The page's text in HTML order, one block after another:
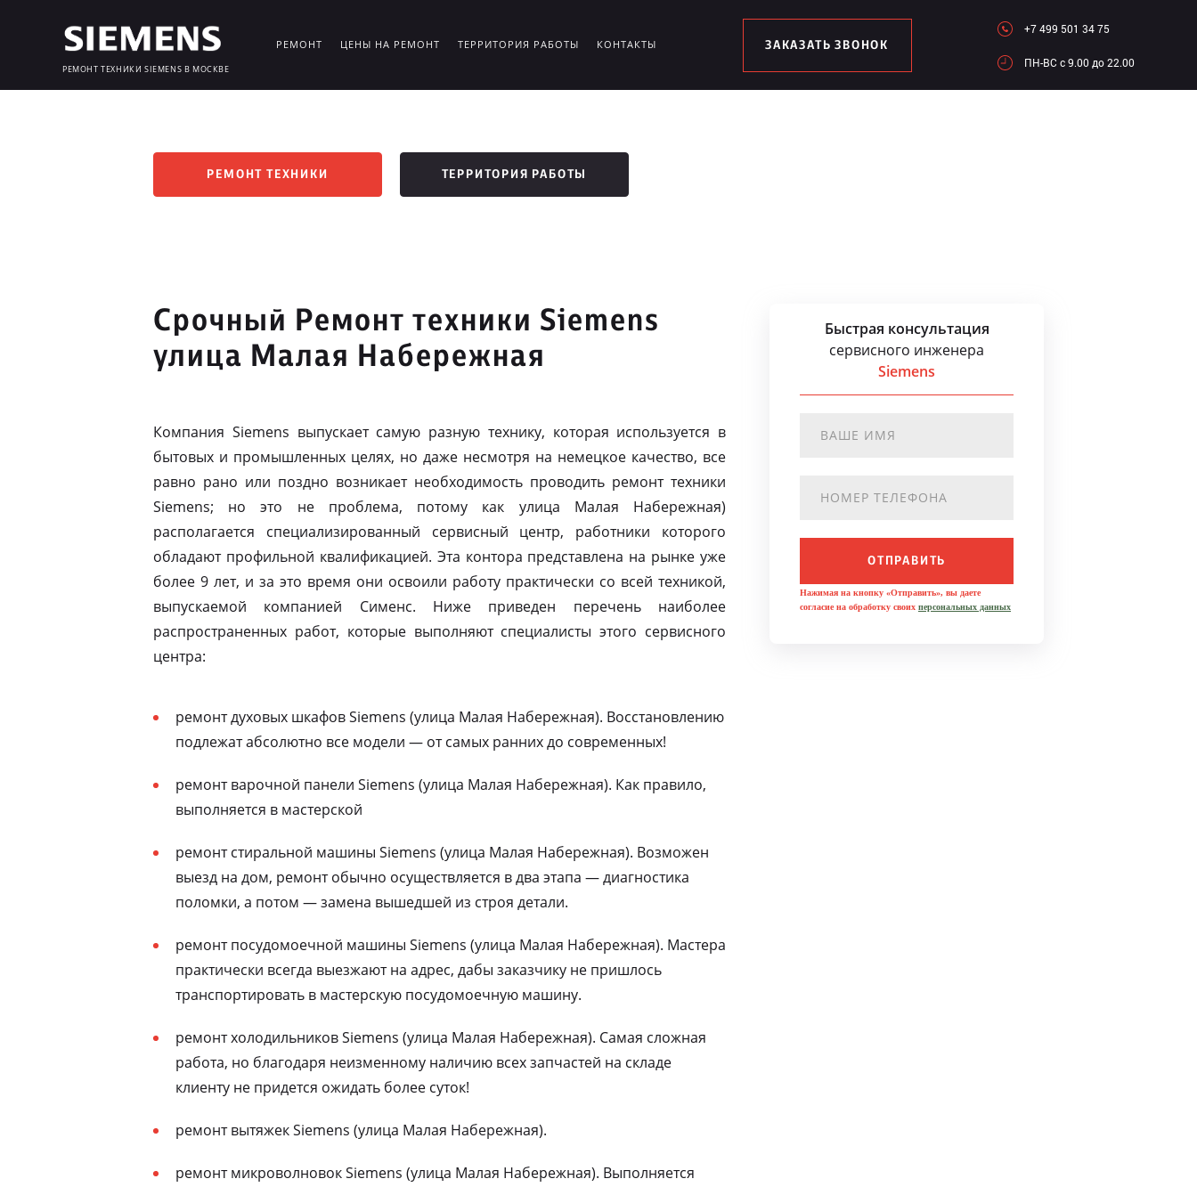
РЕМОНТ ТЕХНИКИ SIEMENS В МОСКВЕ
РЕМОНТ ЦЕНЫ НА РЕМОНТ ТЕРРИТОРИЯ РАБОТЫ КОНТАКТЫ ЗАКАЗАТЬ ЗВОНОК
+7 499 501 34 75
ПН-ВC c 9.00 до 22.00
РЕМОНТ ТЕХНИКИ ТЕРРИТОРИЯ РАБОТЫ
Срочный Ремонт техники Siemens
улица Малая Набережная
Компания Siemens выпускает самую разную технику, которая используется в
бытовых и промышленных целях, но даже несмотря на немецкое качество, все
равно рано или поздно возникает необходимость проводить ремонт техники
Siemens; но это не проблема, потому как улица Малая Набережная)
располагается специализированный сервисный центр, работники которого
обладают профильной квалификацией. Эта контора представлена на рынке уже
более 9 лет, и за это время они освоили работу практически со всей техникой,
выпускаемой компанией Сименс. Ниже приведен перечень наиболее
распространенных работ, которые выполняют специалисты этого сервисного
центра:
ремонт духовых шкафов Siemens (улица Малая Набережная). Восстановлению
подлежат абсолютно все модели — от самых ранних до современных!
ремонт варочной панели Siemens (улица Малая Набережная). Как правило,
выполняется в мастерской
ремонт стиральной машины Siemens (улица Малая Набережная). Возможен
выезд на дом, ремонт обычно осуществляется в два этапа — диагностика
поломки, а потом — замена вышедшей из строя детали.
ремонт посудомоечной машины Siemens (улица Малая Набережная). Мастера
практически всегда выезжают на адрес, дабы заказчику не пришлось
транспортировать в мастерскую посудомоечную машину.
ремонт холодильников Siemens (улица Малая Набережная). Самая сложная
работа, но благодаря неизменному наличию всех запчастей на складе
клиенту не придется ожидать более суток!
ремонт вытяжек Siemens (улица Малая Набережная).
ремонт микроволновок Siemens (улица Малая Набережная). Выполняется
Быстрая консультация
сервисного инженера
Siemens
ОТПРАВИТЬ
Нажимая на кнопку «Отправить», вы даете
согласие на обработку своих персональных данных